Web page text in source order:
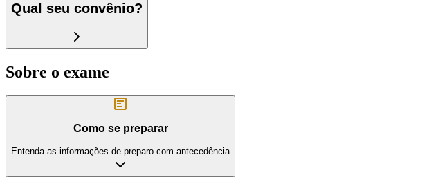
Qual seu convênio?
Sobre o exame
Como se preparar
Entenda as informações de preparo com antecedência